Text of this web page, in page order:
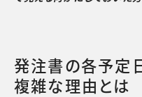
発注書の各予定
複雑な理由とは